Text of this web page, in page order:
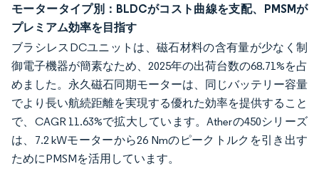
モータータイプ別：BLDCがコスト曲線を支配、PMSMが
プレミアム効率を目指す
ブラシレスDCユニットは、磁石材料の含有量が少なく制
御電子機器が簡素なため、2025年の出荷台数の68.71%を占
めました。永久磁石同期モーターは、同じバッテリー容量
でより長い航続距離を実現する優れた効率を提供すること
で、CAGR 11.63%で拡大しています。Atherの450シリーズ
は、7.2 kWモーターから26 Nmのピークトルクを引き出す
ためにPMSMを活用しています。